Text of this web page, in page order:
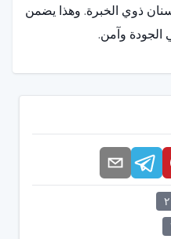
ذوي الخبرة. وهذا يضمن
وآمن.
يمكن لعيادات الطلاب تقديم
مثل تنظيف الأسنان،
الأسنان، وخلع الأسنان.
الطالب والمؤسسة؟